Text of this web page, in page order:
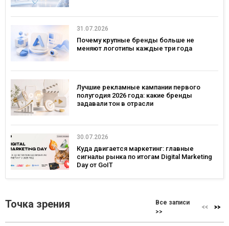
31.07.2026
Почему крупные бренды больше не
меняют логотипы каждые три года
Лучшие рекламные кампании первого
полугодия 2026 года: какие бренды
задавали тон в отрасли
30.07.2026
Куда двигается маркетинг: главные
сигналы рынка по итогам Digital Marketing
Day от GoIT
Точка зрения
Все записи
>>